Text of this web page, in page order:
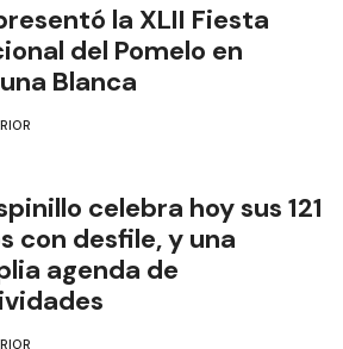
la XLII Fiesta
del Pomelo en
Blanca
celebra hoy sus 121
con desfile, y una
agenda de